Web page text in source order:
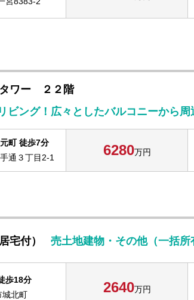
タワー ２２階
ビング！広々としたバルコニーから
町 徒歩7分
通３丁目2-1
6280万円
宅付） 売⼟地建物・その他（⼀括所
歩18分
城北町
2640万円